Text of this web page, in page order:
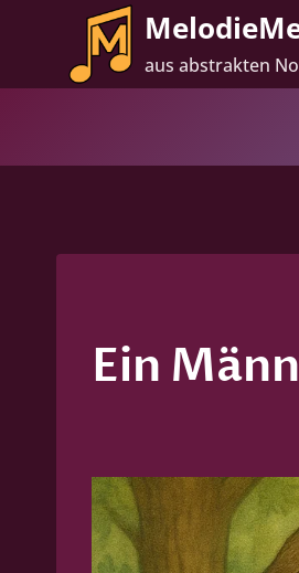
springen
aus abstrakten
Ein